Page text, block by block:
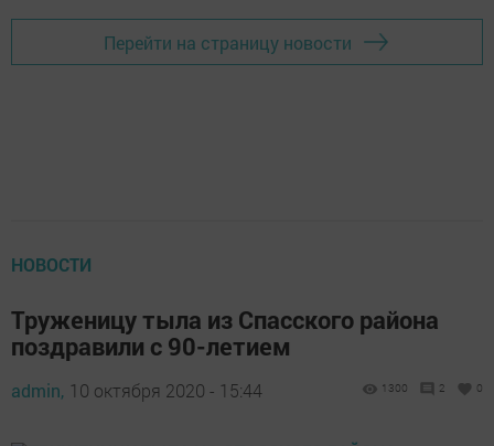
Перейти на страницу новости
НОВОСТИ
Труженицу тыла из Спасского района
поздравили с 90-летием
admin, 10 октября 2020 - 15:44 1300 2 0